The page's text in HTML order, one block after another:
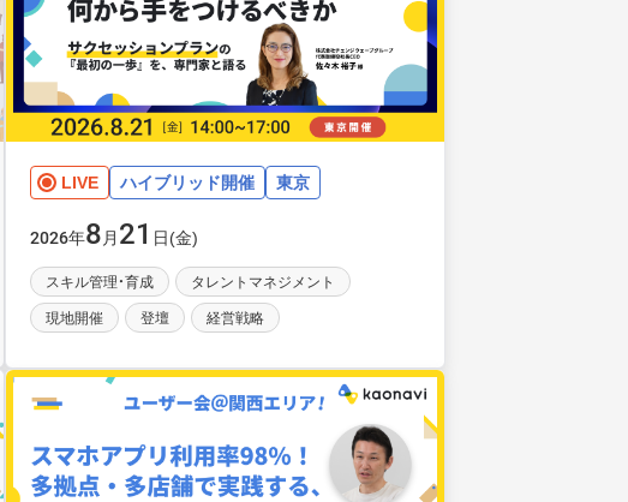
LIVE ハイブリッド開催 東京
2026年8 月 21 日(金)
スキル管理・育成
タレントマネジメント
現地開催
登壇 経営戦略